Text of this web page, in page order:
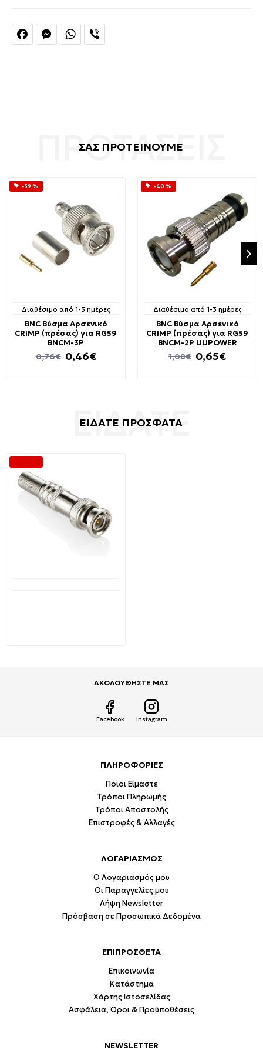
FacebookMessengerWhatsApp
ΣΑΣ ΠΡΟΤΕΙΝΟΥΜΕ
-39 %
Διαθέσιμο από 1-3 ημέρες
BNC Βύσμα Αρσενικό
CRIMP (πρέσας) για RG59
BNCM-3P
0,46€
0,76€
-40 %
Διαθέσιμο από 1-3 ημέρες
BNC Βύσμα Αρσενικό
CRIMP (πρέσας) για RG59
BNCM-2P UUPOWER
0,65€
1,08€
ΕΙΔΑΤΕ ΠΡΟΣΦΑΤΑ
ΑΚΟΛΟΥΘΗΣΤΕ ΜΑΣ
Facebook Instagram
ΠΛΗΡΟΦΟΡΙΕΣ
Ποιοι Είμαστε
Τρόποι Πληρωμής
Τρόποι Αποστολής
Επιστροφές & Αλλαγές
ΛΟΓΑΡΙΑΣΜΟΣ
Ο Λογαριασμός μου
Οι Παραγγελίες μου
Λήψη Newsletter
Πρόσβαση σε Προσωπικά Δεδομένα
ΕΠΙΠΡΟΣΘΕΤΑ
Επικοινωνία
Κατάστημα
Χάρτης Ιστοσελίδας
Ασφάλεια, Όροι & Προϋποθέσεις
NEWSLETTER